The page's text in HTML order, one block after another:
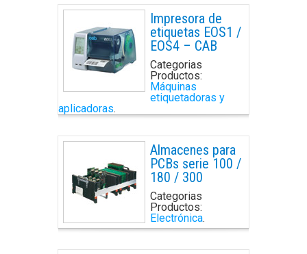
Impresora de
etiquetas EOS1 /
EOS4 – CAB
Categorias
Productos:
Máquinas
etiquetadoras y
aplicadoras.
Almacenes para
PCBs serie 100 /
180 / 300
Categorias
Productos:
Electrónica.